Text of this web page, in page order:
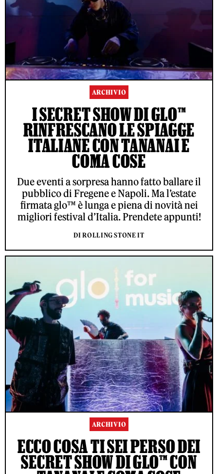
ARCHIVIO
I SECRET SHOW DI GLO™
RINFRESCANO LE SPIAGGE
ITALIANE CON TANANAI E
COMA COSE
Due eventi a sorpresa hanno fatto ballare il
pubblico di Fregene e Napoli. Ma l’estate
firmata glo™ è lunga e piena di novità nei
migliori festival d’Italia. Prendete appunti!
DI ROLLING STONE IT
ARCHIVIO
ECCO COSA TI SEI PERSO DEI
SECRET SHOW DI GLO™ CON